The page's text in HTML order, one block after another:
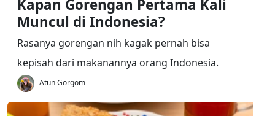
Kapan Gorengan Pertama Kali
Muncul di Indonesia?
Rasanya gorengan nih kagak pernah bisa
kepisah dari makanannya orang Indonesia.
Atun Gorgom